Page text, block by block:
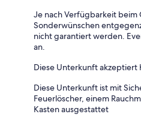
Je nach Verfügbarkeit beim
Sonderwünschen
nicht garantiert werden.
an.
Diese Unterkunft
Diese Unterkunft ist mit
Feuerlöscher, einem
Kasten ausgestattet